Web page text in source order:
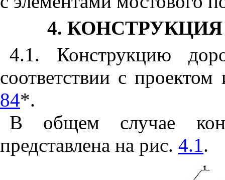
4.
4.1. Конструкцию
соответствии с
84*.
В общем случае
представлена на рис. 4.1.